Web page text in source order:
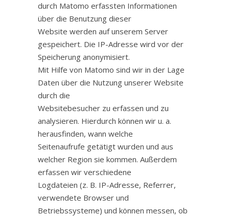
durch Matomo erfassten Informationen
über die Benutzung dieser
Website werden auf unserem Server
gespeichert. Die IP-Adresse wird vor der
Speicherung anonymisiert.
Mit Hilfe von Matomo sind wir in der Lage
Daten über die Nutzung unserer Website
durch die
Websitebesucher zu erfassen und zu
analysieren. Hierdurch können wir u. a.
herausfinden, wann welche
Seitenaufrufe getätigt wurden und aus
welcher Region sie kommen. Außerdem
erfassen wir verschiedene
Logdateien (z. B. IP-Adresse, Referrer,
verwendete Browser und
Betriebssysteme) und können messen, ob